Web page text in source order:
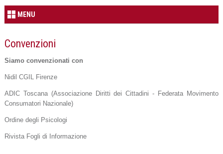
MENU
Convenzioni
Siamo convenzionati con
Nidil CGIL Firenze
ADIC Toscana (Associazione Diritti dei Cittadini - Federata Movimento
Consumatori Nazionale)
Ordine degli Psicologi
Rivista Fogli di Informazione